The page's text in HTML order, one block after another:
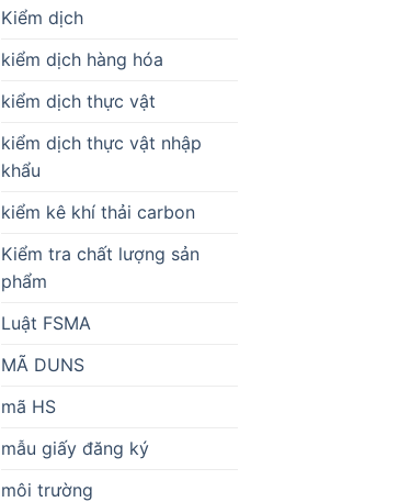
Kiểm dịch
kiểm dịch hàng hóa
kiểm dịch thực vật
kiểm dịch thực vật nhập
khẩu
kiểm kê khí thải carbon
Kiểm tra chất lượng sản
phẩm
Luật FSMA
MÃ DUNS
mã HS
mẫu giấy đăng ký
môi trường